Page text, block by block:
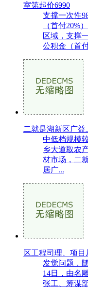
室第起价6990
支撑一次性
（首付20%
区域，支撑
公积金（首
二就是湖新区广
中低档规模
乡大道取农
材市场，二
居广...
区工程司理、项
发觉问题，
14日，由名
张工、筹谋